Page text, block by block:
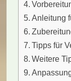
Anleitung
Tipps für
Weitere